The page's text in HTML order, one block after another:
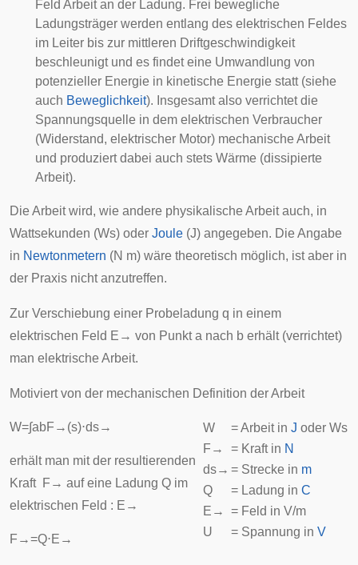
Feld Arbeit an der Ladung. Frei bewegliche
Ladungsträger werden entlang des elektrischen Feldes
im Leiter bis zur mittleren Driftgeschwindigkeit
beschleunigt und es findet eine Umwandlung von
potenzieller Energie in kinetische Energie statt (siehe
auch Beweglichkeit). Insgesamt also verrichtet die
Spannungsquelle in dem elektrischen Verbraucher
(Widerstand, elektrischer Motor) mechanische Arbeit
und produziert dabei auch stets Wärme (dissipierte
Arbeit).
Die Arbeit wird, wie andere physikalische Arbeit auch, in
Wattsekunden (Ws) oder Joule (J) angegeben. Die Angabe
in Newtonmetern (N m) wäre theoretisch möglich, ist aber in
der Praxis nicht anzutreffen.
Zur Verschiebung einer Probeladung q in einem
elektrischen Feld E → von Punkta nach b erhält (verrichtet)
man elektrische Arbeit.
Motiviert von der mechanischen Definition der Arbeit
W = Arbeit in J oder Ws
F → = Kraft in N
ds→ = Strecke in m
Q
= Ladung in C
E →
= Feld in V/m
U
= Spannung in V
W=∫abF → (s)⋅ds→
erhält man mit der resultierenden
Kraft F → auf eine Ladung Q im
elektrischen Feld : E →
F →=Q⋅E →